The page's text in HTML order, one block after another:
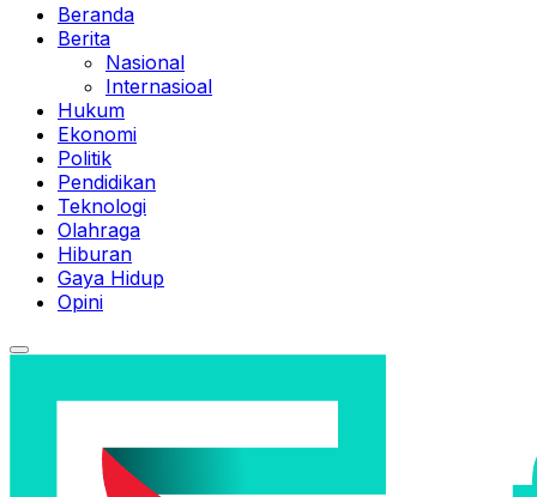
Beranda
Berita
Nasional
Internasioal
Hukum
Ekonomi
Politik
Pendidikan
Teknologi
Olahraga
Hiburan
Gaya Hidup
Opini